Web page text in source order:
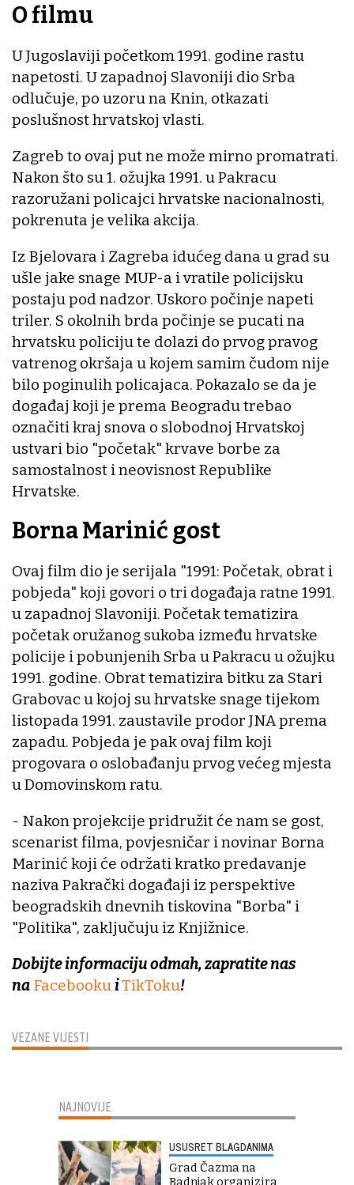
VEZANE VIJESTI
O filmu
U Jugoslaviji početkom 1991. godine rastu
napetosti. U zapadnoj Slavoniji dio Srba
odlučuje, po uzoru na Knin, otkazati
poslušnost hrvatskoj vlasti.
Zagreb to ovaj put ne može mirno promatrati.
Nakon što su 1. ožujka 1991. u Pakracu
razoružani policajci hrvatske nacionalnosti,
pokrenuta je velika akcija.
Iz Bjelovara i Zagreba idućeg dana u grad su
ušle jake snage MUP-a i vratile policijsku
postaju pod nadzor. Uskoro počinje napeti
triler. S okolnih brda počinje se pucati na
hrvatsku policiju te dolazi do prvog pravog
vatrenog okršaja u kojem samim čudom nije
bilo poginulih policajaca. Pokazalo se da je
događaj koji je prema Beogradu trebao
označiti kraj snova o slobodnoj Hrvatskoj
ustvari bio "početak" krvave borbe za
samostalnost i neovisnost Republike
Hrvatske.
Borna Marinić gost
Ovaj film dio je serijala "1991: Početak, obrat i
pobjeda" koji govori o tri događaja ratne 1991.
u zapadnoj Slavoniji. Početak tematizira
početak oružanog sukoba između hrvatske
policije i pobunjenih Srba u Pakracu u ožujku
1991. godine. Obrat tematizira bitku za Stari
Grabovac u kojoj su hrvatske snage tijekom
listopada 1991. zaustavile prodor JNA prema
zapadu. Pobjeda je pak ovaj film koji
progovara o oslobađanju prvog većeg mjesta
u Domovinskom ratu.
- Nakon projekcije pridružit će nam se gost,
scenarist filma, povjesničar i novinar Borna
Marinić koji će održati kratko predavanje
naziva Pakrački događaji iz perspektive
beogradskih dnevnih tiskovina "Borba" i
"Politika", zaključuju iz Knjižnice.
Dobijte informaciju odmah, zapratite nas
na FacebookuiTikToku!
NAJNOVIJE
USUSRET BLAGDANIMA
Grad Čazma na
Badnjak organizira